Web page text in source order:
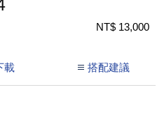
NT$ 13,000
載 搭配建議